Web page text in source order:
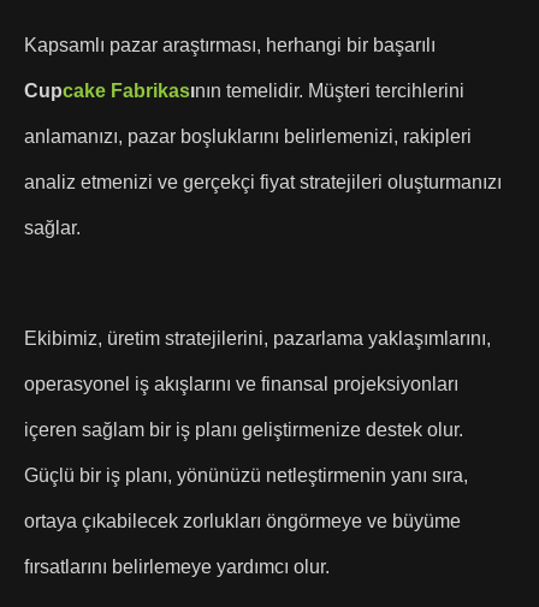
Kapsamlı pazar araştırması, herhangi bir başarılı
Cupcake Fabrikasının temelidir. Müşteri tercihlerini
anlamanızı, pazar boşluklarını belirlemenizi, rakipleri
analiz etmenizi ve gerçekçi fiyat stratejileri oluşturmanızı
sağlar.
Ekibimiz, üretim stratejilerini, pazarlama yaklaşımlarını,
operasyonel iş akışlarını ve finansal projeksiyonları
içeren sağlam bir iş planı geliştirmenize destek olur.
Güçlü bir iş planı, yönünüzü netleştirmenin yanı sıra,
ortaya çıkabilecek zorlukları öngörmeye ve büyüme
fırsatlarını belirlemeye yardımcı olur.